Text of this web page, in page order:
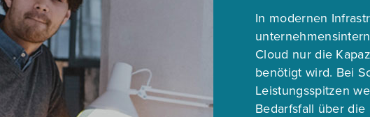
In modernen
Cloud nur die
benötigt wird. Bei
Leistungsspitzen
Bedarfsfall über